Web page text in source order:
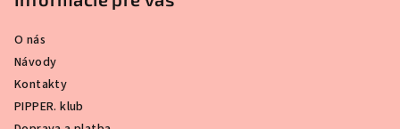
O nás
Návody
Kontakty
PIPPER. klub